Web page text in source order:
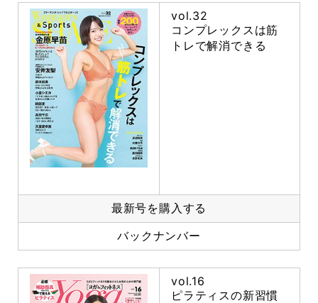
vol.32
コンプレックスは筋
トレで解消できる
最新号を購入する
バックナンバー
vol.16
ピラティスの新習慣